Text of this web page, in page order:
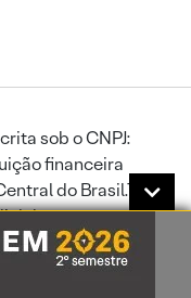
sob o CNPJ:
financeira
do Brasil.Toda
de computadores
podendo impedir
recepção de